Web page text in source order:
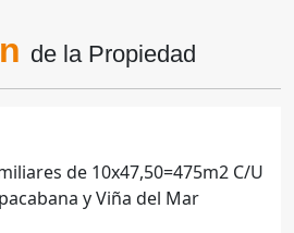
de la Propiedad
de 10x47,50=475m2 C/U
y Viña del Mar